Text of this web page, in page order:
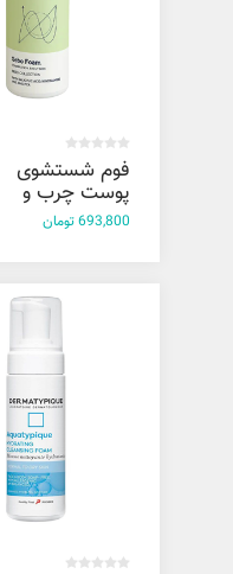
فوم شستشوی
پوست چرب و
مختلط فارمالیست
150 میل
693,800 تومان